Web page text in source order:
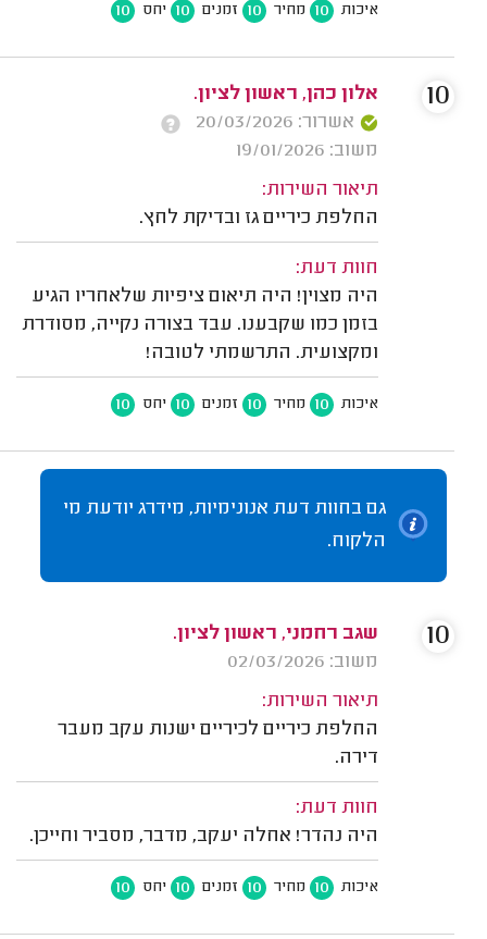
איכות 10 מחיר 10 זמנים 10 יחס 10
אלון כהן, ראשון לציון.
אשרור: 20/03/2026
משוב: 19/01/2026
תיאור השירות:
החלפת כיריים גז ובדיקת לחץ.
חוות דעת:
היה מצוין! היה תיאום ציפיות שלאחריו הגיע
בזמן כמו שקבענו. עבד בצורה נקייה, מסודרת
ומקצועית. התרשמתי לטובה!
איכות 10 מחיר 10 זמנים 10 יחס 10
10
גם בחוות דעת אנונימיות, מידרג יודעת מי
הלקוח.
שגב רחמני, ראשון לציון.
משוב: 02/03/2026
תיאור השירות:
החלפת כיריים לכיריים ישנות עקב מעבר
דירה.
חוות דעת:
היה נהדר! אחלה יעקב, מדבר, מסביר וחייכן.
איכות 10 מחיר 10 זמנים 10 יחס 10
10